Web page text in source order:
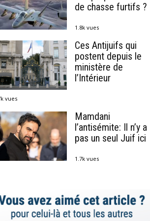
de chasse furtifs ?
1.8k vues
Ces Antijuifs qui
postent depuis le
ministère de
l’Intérieur
vues
Mamdani
l’antisémite: Il n’y a
pas un seul Juif ici
1.7k vues